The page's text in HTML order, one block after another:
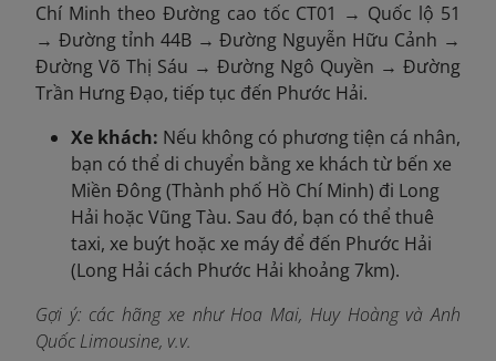
Chí Minh theo Đường cao tốc CT01 → Quốc lộ 51
→ Đường tỉnh 44B → Đường Nguyễn Hữu Cảnh →
Đường Võ Thị Sáu → Đường Ngô Quyền → Đường
Trần Hưng Đạo, tiếp tục đến Phước Hải.
Xe khách: Nếu không có phương tiện cá nhân,
bạn có thể di chuyển bằng xe khách từ bến xe
Miền Đông (Thành phố Hồ Chí Minh) đi Long
Hải hoặc Vũng Tàu. Sau đó, bạn có thể thuê
taxi, xe buýt hoặc xe máy để đến Phước Hải
(Long Hải cách Phước Hải khoảng 7km).
Gợi ý: các hãng xe như Hoa Mai, Huy Hoàng và Anh
Quốc Limousine, v.v.